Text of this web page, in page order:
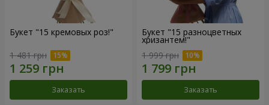
Букет "15 кремовых роз!"
1 481 грн
Заказать
Букет "15 разноцветных
хризантем!"
1 999 грн
Заказать